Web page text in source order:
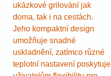
ukázkové grilování jak
doma, tak i na cestách.
Jeho kompaktní design
umožňuje snadné
uskladnění, zatímco různé
teplotní nastavení poskytuje